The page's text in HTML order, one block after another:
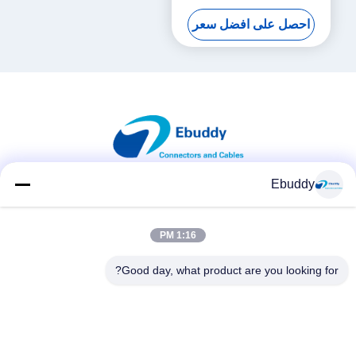
كوكسيال إلى سما رف كابل
احصل على افضل سعر
اتصال سريع
Ebuddy
1:16 PM
Good day, what product are you looking for?